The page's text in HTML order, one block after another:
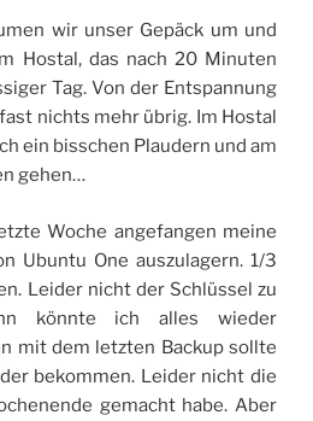
wir unser Gepäck um und
Hostal, das nach 20 Minuten
Tag. Von der Entspannung
nichts mehr übrig. Im Hostal
ein bisschen Plaudern und am
gehen…
Woche angefangen meine
Ubuntu One auszulagern. 1/3
Leider nicht der Schlüssel zu
könnte ich alles wieder
mit dem letzten Backup sollte
bekommen. Leider nicht die
gemacht habe. Aber